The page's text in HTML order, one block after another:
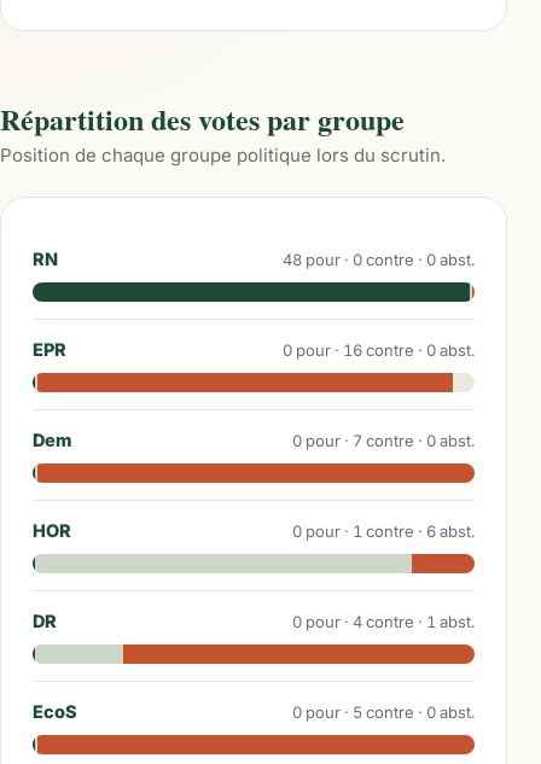
Répartition des votes par groupe
Position de chaque groupe politique lors du scrutin.
RN 48 pour · 0contre · 0abst.
EPR 0 pour · 16contre · 0abst.
Dem 0 pour · 7contre · 0abst.
HOR 0 pour · 1 contre · 6abst.
DR 0 pour · 4contre · 1 abst.
EcoS 0 pour · 5contre · 0abst.